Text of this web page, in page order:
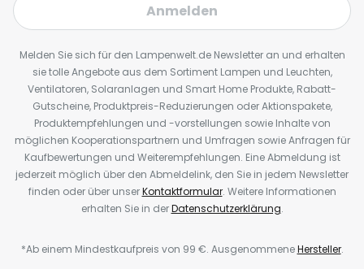
Anmelden
Melden Sie sich für den Lampenwelt.de Newsletter an und erhalten
sie tolle Angebote aus dem Sortiment Lampen und Leuchten,
Ventilatoren, Solaranlagen und Smart Home Produkte, Rabatt-
Gutscheine, Produktpreis-Reduzierungen oder Aktionspakete,
Produktempfehlungen und -vorstellungen sowie Inhalte von
möglichen Kooperationspartnern und Umfragen sowie Anfragen für
Kaufbewertungen und Weiterempfehlungen. Eine Abmeldung ist
jederzeit möglich über den Abmeldelink, den Sie in jedem Newsletter
finden oder über unserKontaktformular. Weitere Informationen
erhalten Sie in derDatenschutzerklärung.
*Ab einem Mindestkaufpreis von 99 €. AusgenommeneHersteller.